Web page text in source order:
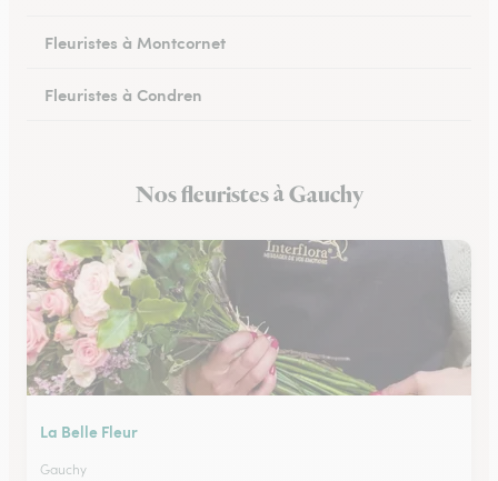
Fleuristes à Montcornet
Fleuristes à Condren
Fleuristes à HirsonNos fleuristes à Gauchy
La Belle Fleur
Gauchy